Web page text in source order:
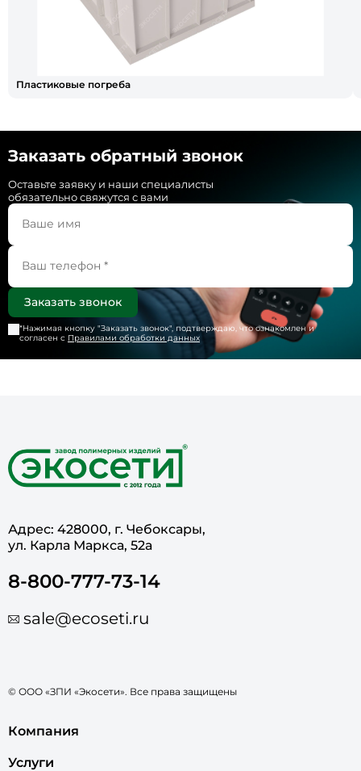
Пластиковые погреба
Заказать обратный звонок
Оставьте заявку и наши специалисты
обязательно свяжутся с вами
*Нажимая кнопку "Заказать звонок", подтверждаю, что ознакомлен и
согласен с Правилами обработки данных
Адрес: 428000, г. Чебоксары,
ул. Карла Маркса, 52а
8-800-777-73-14
sale@ecoseti.ru
© ООО «ЗПИ «Экосети». Все права защищены
Компания
Услуги